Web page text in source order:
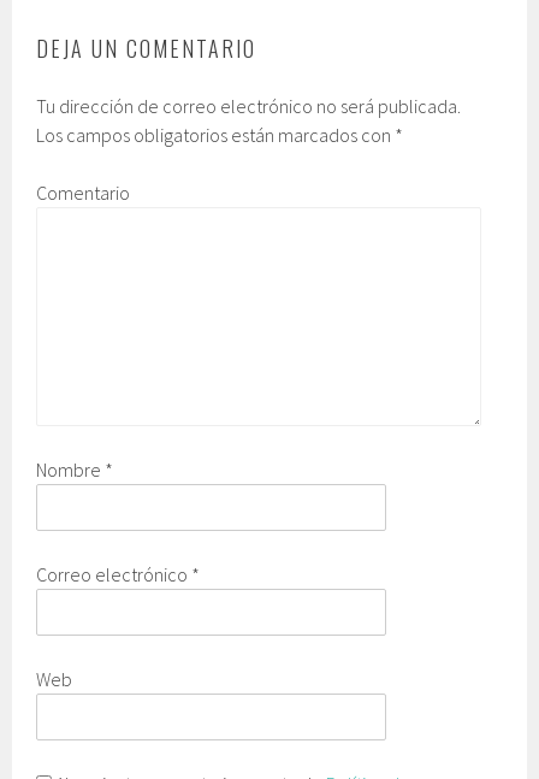
DEJA UN COMENTARIO
Tu dirección de correo electrónico no será publicada.
Los campos obligatorios están marcados con *
Comentario
Nombre *
Correo electrónico *
Web